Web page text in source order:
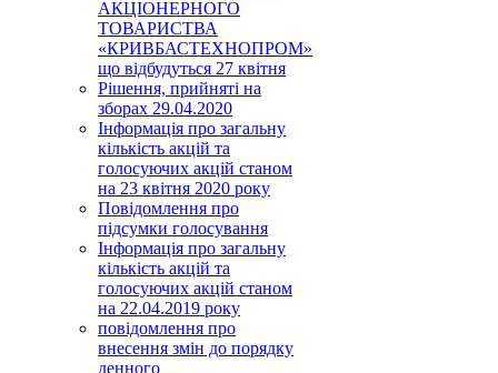
АКЦІОНЕРНОГО
ТОВАРИСТВА
«КРИВБАСТЕХНОПРОМ»
що відбудуться 27 квітня
Рішення, прийняті на
зборах 29.04.2020
Інформація про загальну
кількість акцій та
голосуючих акцій станом
на 23 квітня 2020 року
Повідомлення про
підсумки голосування
Інформація про загальну
кількість акцій та
голосуючих акцій станом
на 22.04.2019 року
повідомлення про
внесення змін до порядку
денного